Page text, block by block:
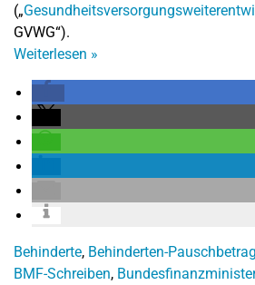
(„
GVWG“).
Weiterlesen »
Behinderte, Behinderten-Pauschbetrag
BMF-Schreiben,